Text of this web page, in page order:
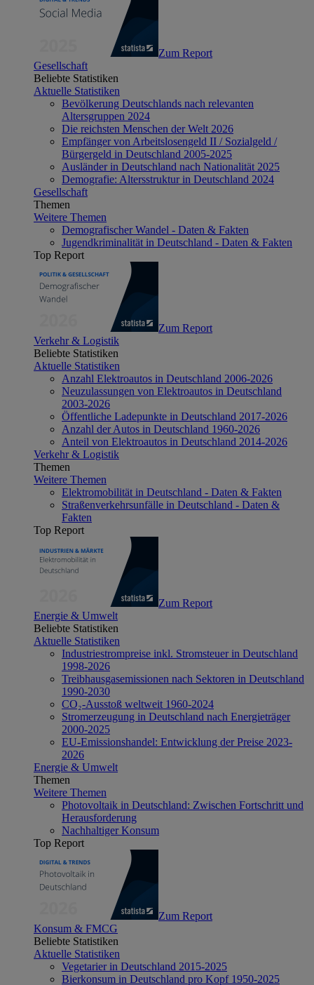
Zum Report
Gesellschaft
Beliebte Statistiken
Aktuelle Statistiken
Bevölkerung Deutschlands nach relevanten
Altersgruppen 2024
Die reichsten Menschen der Welt 2026
Empfänger von Arbeitslosengeld II / Sozialgeld /
Bürgergeld in Deutschland 2005-2025
Ausländer in Deutschland nach Nationalität 2025
Demografie: Altersstruktur in Deutschland 2024
Gesellschaft
Themen
Weitere Themen
Demografischer Wandel - Daten & Fakten
Jugendkriminalität in Deutschland - Daten & Fakten
Top Report
Zum Report
Verkehr & Logistik
Beliebte Statistiken
Aktuelle Statistiken
Anzahl Elektroautos in Deutschland 2006-2026
Neuzulassungen von Elektroautos in Deutschland
2003-2026
Öffentliche Ladepunkte in Deutschland 2017-2026
Anzahl der Autos in Deutschland 1960-2026
Anteil von Elektroautos in Deutschland 2014-2026
Verkehr & Logistik
Themen
Weitere Themen
Elektromobilität in Deutschland - Daten & Fakten
Straßenverkehrsunfälle in Deutschland - Daten &
Fakten
Top Report
Zum Report
Energie & Umwelt
Beliebte Statistiken
Aktuelle Statistiken
Industriestrompreise inkl. Stromsteuer in Deutschland
1998-2026
Treibhausgasemissionen nach Sektoren in Deutschland
1990-2030
CO₂-Ausstoß weltweit 1960-2024
Stromerzeugung in Deutschland nach Energieträger
2000-2025
EU-Emissionshandel: Entwicklung der Preise 2023-
2026
Energie & Umwelt
Themen
Weitere Themen
Photovoltaik in Deutschland: Zwischen Fortschritt und
Herausforderung
Nachhaltiger Konsum
Top Report
Zum Report
Konsum & FMCG
Beliebte Statistiken
Aktuelle Statistiken
Vegetarier in Deutschland 2015-2025
Bierkonsum in Deutschland pro Kopf 1950-2025